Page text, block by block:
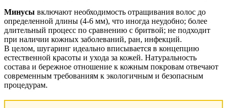
Минусы включают необходимость отращивания волос до
определенной длины (4-6 мм), что иногда неудобно; более
длительный процесс по сравнению с бритвой; не подходит
при наличии кожных заболеваний, ран, инфекций.
В целом, шугаринг идеально вписывается в концепцию
естественной красоты и ухода за кожей. Натуральность
состава и бережное отношение к кожным покровам отвечают
современным требованиям к экологичным и безопасным
процедурам.